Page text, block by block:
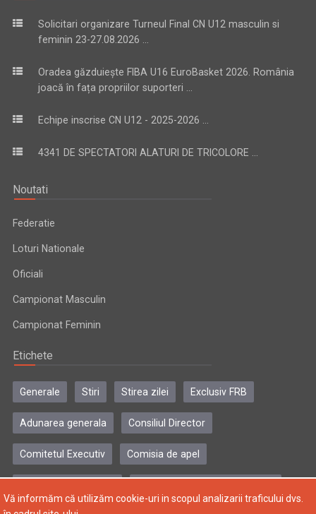
Solicitari organizare Turneul Final CN U12 masculin si
feminin 23-27.08.2026 ...
Oradea găzduiește FIBA U16 EuroBasket 2026. România
joacă în fața propriilor suporteri ...
Echipe inscrise CN U12 - 2025-2026 ...
4341 DE SPECTATORI ALATURI DE TRICOLORE ...
Noutati
Federatie
Loturi Nationale
Oficiali
Campionat Masculin
Campionat Feminin
Etichete
Generale Stiri Stirea zilei Exclusiv FRB
Adunarea generala Consiliul Director
Comitetul Executiv Comisia de apel
Vă informăm că utilizăm cookie-uri in scopul analizarii traficului dvs.